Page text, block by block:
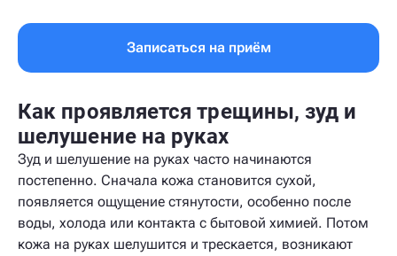
Записаться на приём
Как проявляется трещины, зуд и
шелушение на руках
Зуд и шелушение на руках часто начинаются
постепенно. Сначала кожа становится сухой,
появляется ощущение стянутости, особенно после
воды, холода или контакта с бытовой химией. Потом
кожа на руках шелушится и трескается, возникают